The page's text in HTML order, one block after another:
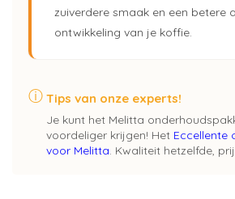
zuiverdere smaak en een betere
ontwikkeling van je koffie.
ⓘ Tips van onze experts!
Je kunt het Melitta
voordeliger krijgen! Het Eccellente
voor Melitta. Kwaliteit hetzelfde,